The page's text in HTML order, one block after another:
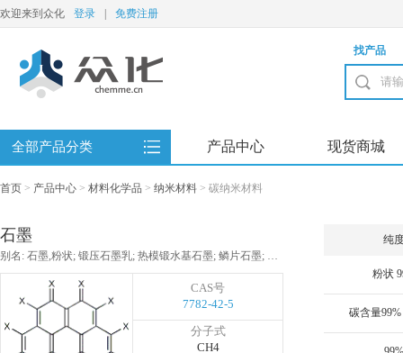
欢迎来到众化 登录 免费注册
找产品
全部产品分类 产品中心 现货商城
首页 > 产品中心 > 材料化学品 > 纳米材料 > 碳纳米材料
石墨
别名: 石墨,粉状; 锻压石墨乳; 热模锻水基石墨; 鳞片石墨; 石墨粉; 高纯石墨粉; 中碳石墨粉; 低碳石墨粉; 石墨乳
CAS号
7782-42-5
分子式
CH4
纯
粉状